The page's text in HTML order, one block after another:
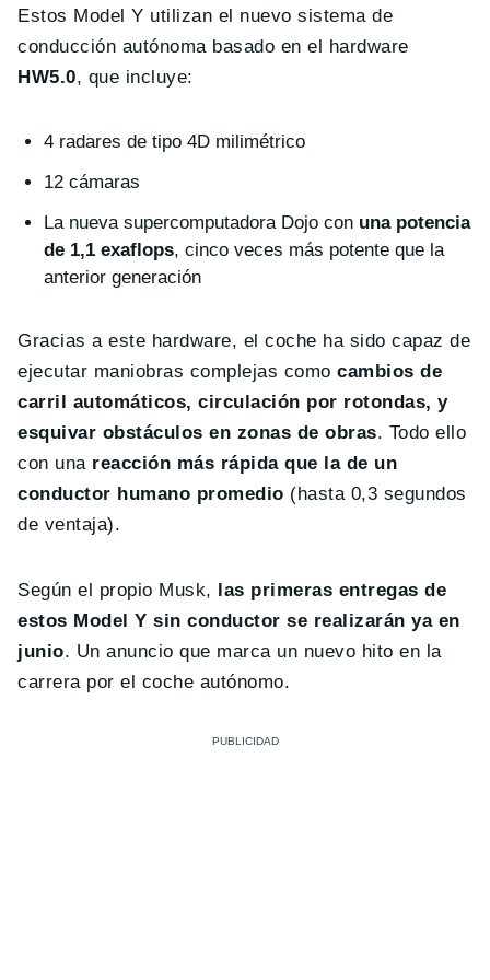
Estos Model Y utilizan el nuevo sistema de
conducción autónoma basado en el hardware
HW5.0, que incluye:
4 radares de tipo 4D milimétrico
12 cámaras
La nueva supercomputadora Dojo con una potencia
de 1,1 exaflops, cinco veces más potente que la
anterior generación
Gracias a este hardware, el coche ha sido capaz de
ejecutar maniobras complejas comocambios de
carril automáticos, circulación por rotondas, y
esquivar obstáculos en zonas de obras. Todo ello
con una reacción más rápida que la de un
conductor humano promedio (hasta 0,3 segundos
de ventaja).
Según el propio Musk, las primeras entregas de
estos Model Y sin conductor se realizarán ya en
junio. Un anuncio que marca un nuevo hito en la
carrera por el coche autónomo.